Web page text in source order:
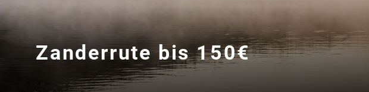
Zanderrute bis 150€